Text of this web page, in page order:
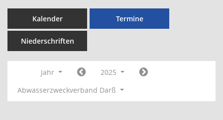
Kalender Termine
Niederschriften
Jahr
2025
Abwasserzweckverband Darß